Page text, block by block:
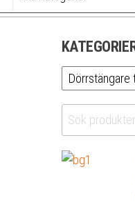
Sök
efter: